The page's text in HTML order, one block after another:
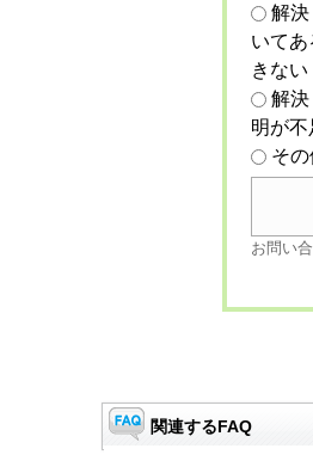
解
いて
きない
解
明が
そ
お問い
関連するFAQ